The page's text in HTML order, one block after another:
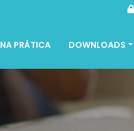
NA PRÁTICA DOWNLOADS